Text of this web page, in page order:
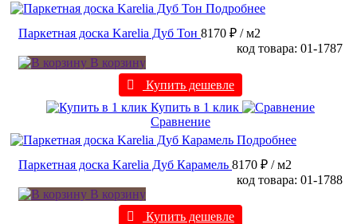
Подробнее
Паркетная доска Karelia Дуб Тон 8170 ₽ / м2
код товара: 01-1787
В корзину
Купить дешевле
Купить в 1 клик
Сравнение
Подробнее
Паркетная доска Karelia Дуб Карамель 8170 ₽ / м2
код товара: 01-1788
В корзину
Купить дешевле